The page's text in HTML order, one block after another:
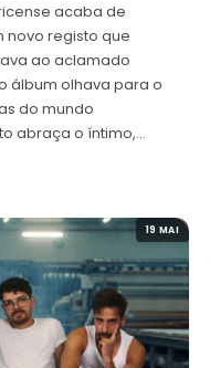
acaba de
novo registo que
ao aclamado
álbum olhava para o
do mundo
abraça o íntimo,…
19 MAI